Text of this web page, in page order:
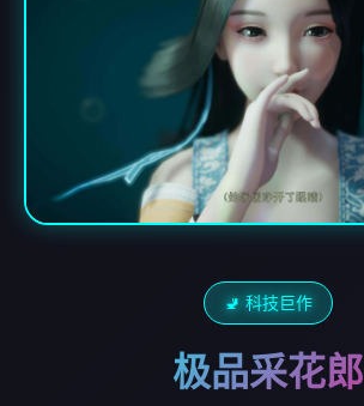
🚽 科技巨作
极品采花郎